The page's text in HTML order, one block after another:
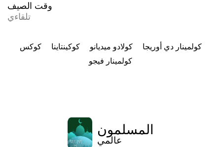
وقت الصيف
تلقاءي
كوكس كوكينتاينا كولادو ميديانو
كولمينار دي أوريجا
كولمينار فيجو
المسلمون
عالمي